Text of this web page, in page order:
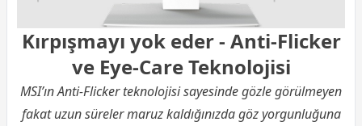
Kırpışmayı yok eder - Anti-Flicker
ve Eye-Care Teknolojisi
MSI’ın Anti-Flicker teknolojisi sayesinde gözle görülmeyen
fakat uzun süreler maruz kaldığınızda göz yorgunluğuna